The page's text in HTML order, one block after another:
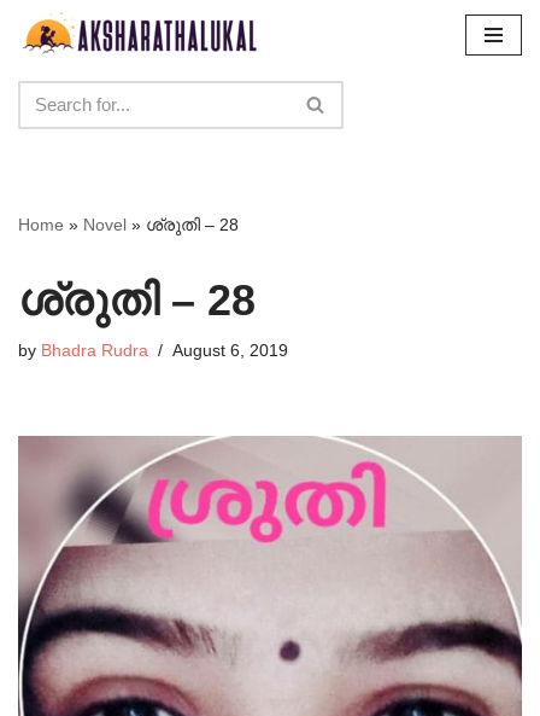
content
Home » Novel » ശ്രുതി – 28
ശ്രുതി – 28
by Bhadra Rudra August 6, 2019